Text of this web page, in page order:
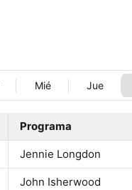
Mié Jue
Programa
Jennie Longdon
John Isherwood